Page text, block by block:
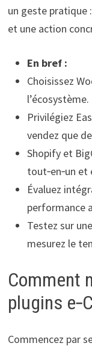
un geste pratique
et une action
En bref :
Choisissez
l’écosystème.
Privilégiez
vendez que
Shopify et
tout‑en‑un et
Évaluez
performance
Testez sur
mesurez le
Comment
plugins
Commencez par